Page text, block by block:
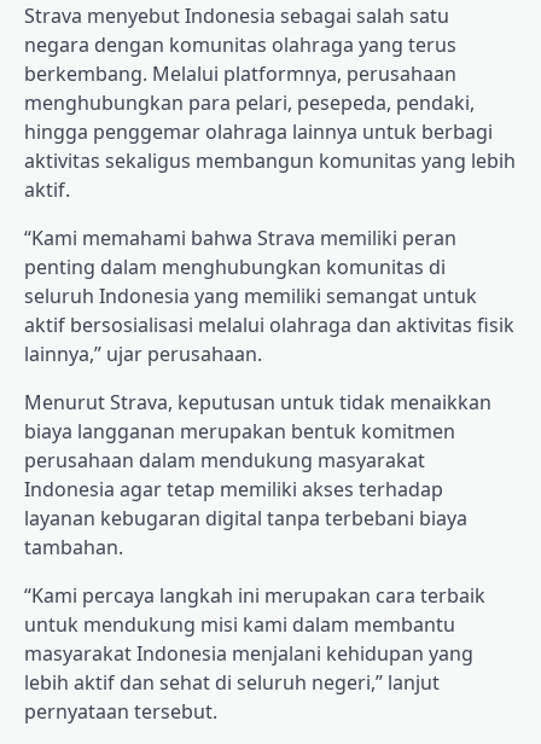
Strava menyebut Indonesia sebagai salah satu
negara dengan komunitas olahraga yang terus
berkembang. Melalui platformnya, perusahaan
menghubungkan para pelari, pesepeda, pendaki,
hingga penggemar olahraga lainnya untuk berbagi
aktivitas sekaligus membangun komunitas yang lebih
aktif.
“Kami memahami bahwa Strava memiliki peran
penting dalam menghubungkan komunitas di
seluruh Indonesia yang memiliki semangat untuk
aktif bersosialisasi melalui olahraga dan aktivitas fisik
lainnya,” ujar perusahaan.
Menurut Strava, keputusan untuk tidak menaikkan
biaya langganan merupakan bentuk komitmen
perusahaan dalam mendukung masyarakat
Indonesia agar tetap memiliki akses terhadap
layanan kebugaran digital tanpa terbebani biaya
tambahan.
“Kami percaya langkah ini merupakan cara terbaik
untuk mendukung misi kami dalam membantu
masyarakat Indonesia menjalani kehidupan yang
lebih aktif dan sehat di seluruh negeri,” lanjut
pernyataan tersebut.